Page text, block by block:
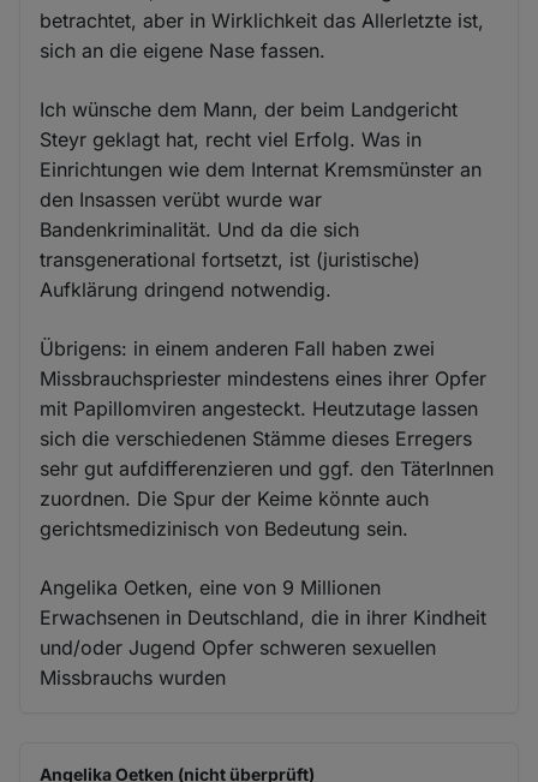
betrachtet, aber in Wirklichkeit das Allerletzte ist,
sich an die eigene Nase fassen.
Ich wünsche dem Mann, der beim Landgericht
Steyr geklagt hat, recht viel Erfolg. Was in
Einrichtungen wie dem Internat Kremsmünster an
den Insassen verübt wurde war
Bandenkriminalität. Und da die sich
transgenerational fortsetzt, ist (juristische)
Aufklärung dringend notwendig.
Übrigens: in einem anderen Fall haben zwei
Missbrauchspriester mindestens eines ihrer Opfer
mit Papillomviren angesteckt. Heutzutage lassen
sich die verschiedenen Stämme dieses Erregers
sehr gut aufdifferenzieren und ggf. den TäterInnen
zuordnen. Die Spur der Keime könnte auch
gerichtsmedizinisch von Bedeutung sein.
Angelika Oetken, eine von 9 Millionen
Erwachsenen in Deutschland, die in ihrer Kindheit
und/oder Jugend Opfer schweren sexuellen
Missbrauchs wurden
Angelika Oetken (nicht überprüft)